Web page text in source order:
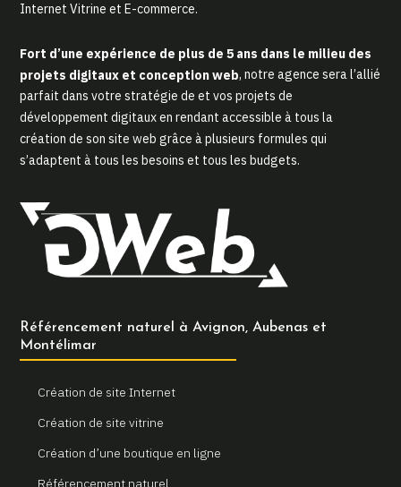
Internet Vitrine et E-commerce.
Fort d’une expérience de plus de 5 ans dans le milieu des
projets digitaux et conception web, notre agence sera l’allié
parfait dans votre stratégie de et vos projets de
développement digitaux en rendant accessible à tous la
création de son site web grâce à plusieurs formules qui
s’adaptent à tous les besoins et tous les budgets.
Référencement naturel à Avignon, Aubenas et
Montélimar
Création de site Internet
Création de site vitrine
Création d’une boutique en ligne
Référencement naturel